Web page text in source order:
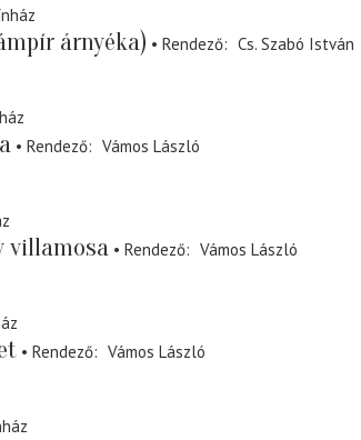
árnyéka) Rendező
Cs. Szabó István
Rendező
Vámos László
villamosa Rendező
Vámos László
Rendező
Vámos László